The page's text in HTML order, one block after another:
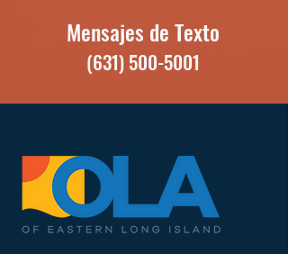
Mensajes de Texto
(631) 500-5001